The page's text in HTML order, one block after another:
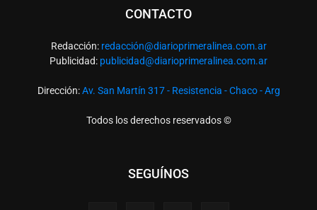
CONTACTO
Redacción: redacción@diarioprimeralinea.com.ar
Publicidad: publicidad@diarioprimeralinea.com.ar
Dirección:Av. San Martín 317 - Resistencia - Chaco - Arg
Todos los derechos reservados ©
SEGUÍNOS